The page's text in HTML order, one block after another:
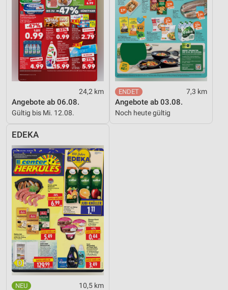
24,2 km
Angebote ab 06.08.
Gültig bis Mi. 12.08.
7,3 km
Angebote ab 03.08.
Noch heute gültig
EDEKA
10,5 km